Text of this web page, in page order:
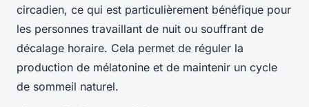
circadien, ce qui est particulièrement bénéfique pour
les personnes travaillant de nuit ou souffrant de
décalage horaire. Cela permet de réguler la
production de mélatonine et de maintenir un cycle
de sommeil naturel.